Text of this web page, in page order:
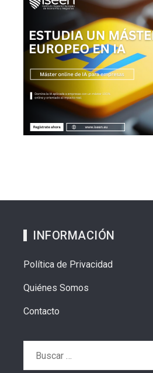
INFORMACIÓN
Política de Privacidad
Quiénes Somos
Contacto